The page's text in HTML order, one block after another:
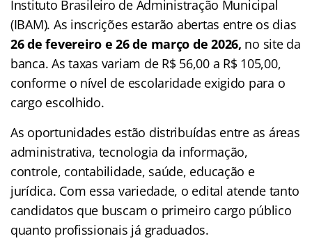
Instituto Brasileiro de Administração Municipal
(IBAM). As inscrições estarão abertas entre os dias
26 de fevereiro e 26 de março de 2026, no site da
banca. As taxas variam de R$ 56,00 a R$ 105,00,
conforme o nível de escolaridade exigido para o
cargo escolhido.
As oportunidades estão distribuídas entre as áreas
administrativa, tecnologia da informação,
controle, contabilidade, saúde, educação e
jurídica. Com essa variedade, o edital atende tanto
candidatos que buscam o primeiro cargo público
quanto profissionais já graduados.